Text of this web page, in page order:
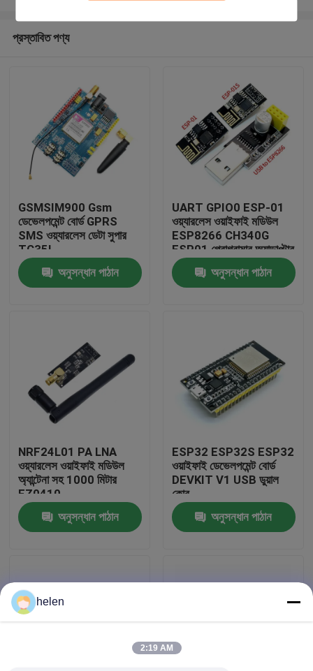
আমাদের সম্পর্কে
কারখানা পরিদর্শন
আমাদের সাথে যোগাযোগ করুন
খবর
ব্লগ
প্রস্তাবিত পণ্য
GSMSIM900 Gsm
ডেভেলপমেন্ট বোর্ড GPRS
SMS ওয়্যারলেস ডেটা সুপার
TC35I
অনুসন্ধান পাঠান
UART GPIO0 ESP-01
ওয়্যারলেস ওয়াইফাই মডিউল
ESP8266 CH340G
ESP01 প্রোগ্রামার অ্যাডাপ্টার
অনুসন্ধান পাঠান
NRF24L01 PA LNA
ওয়্যারলেস ওয়াইফাই মডিউল
অ্যান্টেনা সহ 1000 মিটার
FZ0410
অনুসন্ধান পাঠান
ESP32 ESP32S ESP32
ওয়াইফাই ডেভেলপমেন্ট বোর্ড
DEVKIT V1 USB ডুয়াল
কোর
অনুসন্ধান পাঠান
helen
2:19 AM